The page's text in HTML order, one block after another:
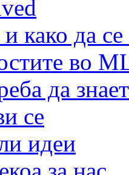
како да
во
да
се
идеи